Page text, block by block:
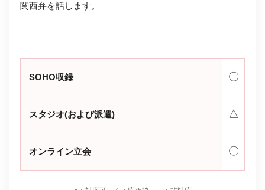
関西弁を話します。
SOHO収録 〇
スタジオ(および派遣) △
オンライン立会 〇